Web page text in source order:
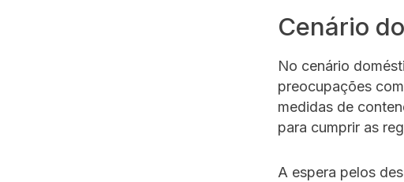
Cenário
No cenário
preocupações
medidas de
para cumprir as
A espera pelos